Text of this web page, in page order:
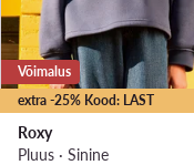
extra -25% Kood: LAST
Võimalus
Roxy
Pluus · Sinine